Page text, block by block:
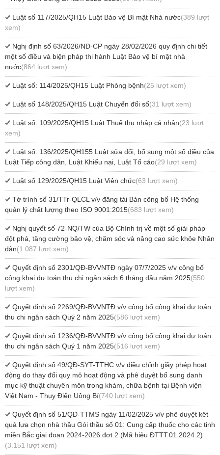
Luật số 117/2025/QH15 Luật Bảo vệ Bí mật Nhà nước(389 lượt
xem)
Nghị định số 63/2026/NĐ-CP ngày 28/02/2026 quy định chi tiết
một số điều và biện pháp thi hành Luật Bảo vệ bí mật nhà
nước(864 lượt xem)
Luật số: 114/2025/QH15 Luật Phòng bệnh(25 lượt xem)
Luật số 148/2025/QH15 Luật Chuyển đổi số(31 lượt xem)
Luật số: 109/2025/QH15 Luật Thuế thu nhập cá nhân(23 lượt
xem)
Luật số: 136/2025/QH155 Luật sửa đổi, bổ sung một số điều của
Luật Tiếp công dân, Luật Khiếu nại, Luật Tố cáo(29 lượt xem)
Luật số 129/2025/QH15 Luật Viên chức(63 lượt xem)
Tờ trình số 31/TTr-QLCL v/v đăng tải Bản công bố Hệ thống
quản lý chất lượng theo ISO 9001:2015(683 lượt xem)
Nghị quyết số 72-NQ/TW của Bộ Chính trị về một số giải pháp
đột phá, tăng cường bảo vệ, chăm sóc và nâng cao sức khỏe Nhân
dân(1.087 lượt xem)
Quyết định số 2301/QĐ-BVVNTĐ ngày 07/7/2025 v/v công bố
công khai dự toán thu chi ngân sách 6 tháng đầu năm 2025(550
lượt xem)
Quyết định số 2269/QĐ-BVVNTĐ v/v công bố công khai dự toán
thu chi ngân sách Quý 2 năm 2025(586 lượt xem)
Quyết định số 1236/QĐ-BVVNTĐ v/v công bố công khai dự toán
thu chi ngân sách Quý 1 năm 2025(516 lượt xem)
Quyết định số 49/QĐ-SYT-TTHC v/v điều chỉnh giầy phép hoạt
động do thay đổi quy mô hoạt động và phê duyệt bổ sung danh
mục kỹ thuật chuyên môn trong khám, chữa bệnh tại Bệnh viện
Việt Nam - Thụy Điển Uông Bí(740 lượt xem)
Quyết định số 51/QĐ-TTMS ngày 11/02/2025 v/v phê duyệt kêt
quả lựa chọn nhà thầu Gói thầu số 01: Cung cấp thuốc cho các tỉnh
miền Bắc giai đoạn 2024-2026 đợt 2 (Mã hiệu ĐTTT.01.2024.2)
(3.151 lượt xem)